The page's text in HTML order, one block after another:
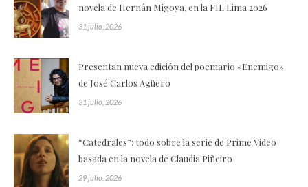
novela de Hernán Migoya, en la FIL Lima 2026
31 julio, 2026
Presentan nueva edición del poemario «Enemigo»
de José Carlos Agüero
31 julio, 2026
“Catedrales”: todo sobre la serie de Prime Video
basada en la novela de Claudia Piñeiro
29 julio, 2026